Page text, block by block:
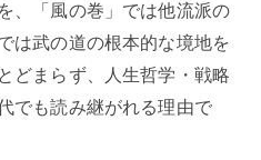
、「風の巻」では他流派の
は武の道の根本的な境地を
どまらず、人生哲学・戦略
でも読み継がれる理由で